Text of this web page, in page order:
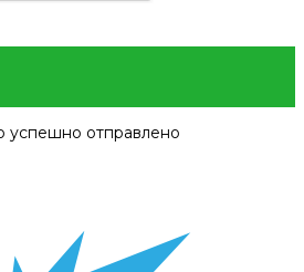
отправлено